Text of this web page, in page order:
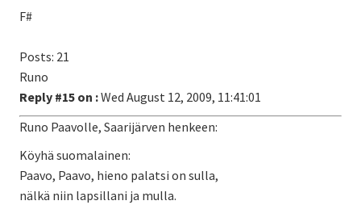
F#
Posts: 21
Runo
Reply #15 on :Wed August 12, 2009, 11:41:01
Runo Paavolle, Saarijärven henkeen:
Köyhä suomalainen:
Paavo, Paavo, hieno palatsi on sulla,
nälkä niin lapsillani ja mulla.